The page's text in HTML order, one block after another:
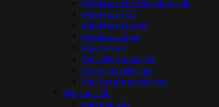
Máy khoan bê tông dùng pin
Máy khoan từ
Máy khoan rút lõi
Máy khoan bàn
Máy vặn vít
Phụ kiện khoan cắt
Pin và phụ kiện pin
Phụ tùng máy cầm tay
Máy mài cắt
Máy mài góc